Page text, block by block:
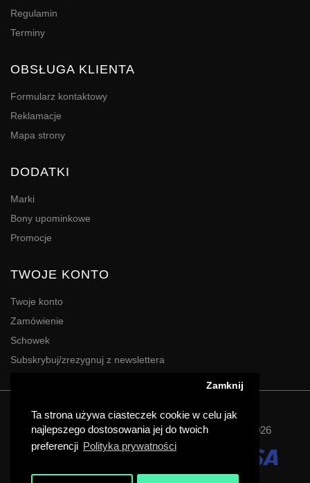
Ta strona używa ciasteczek cookie w celu jak
najlepszego dostosowania jej do twoich
preferencji Polityka prywatności
Zamknij
Regulamin
Terminy
OBSŁUGA KLIENTA
Formularz kontaktowy
Reklamacje
Mapa strony
DODATKI
Marki
Bony upominkowe
Promocje
TWOJE KONTO
Twoje konto
Zamówienie
Schowek
Subskrybuj/zrezygnuj z newslettera
Powered ByDigres
Agencja Reklamy | Drukarnia DIGRES | Katowice © 2026